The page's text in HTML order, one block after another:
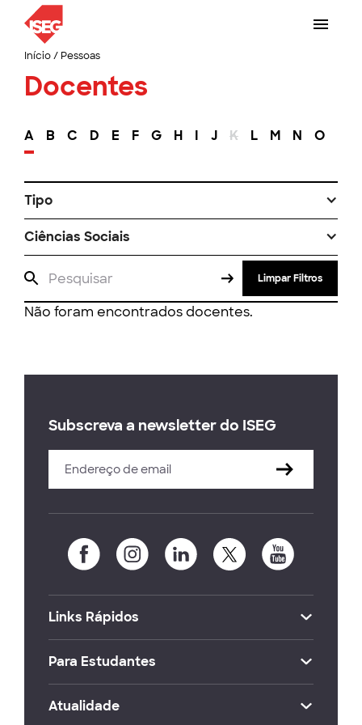
Início/ Pessoas
Docentes
A B C D E F G H I J K L M N O
Tipo
Ciências Sociais
Limpar Filtros
Não foram encontrados docentes.
Subscreva a newsletter do ISEG
Links Rápidos
Para Estudantes
Atualidade